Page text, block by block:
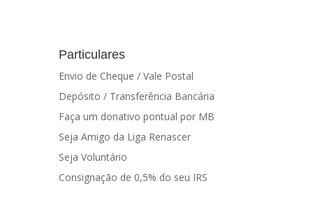
Particulares
Envio de Cheque / Vale Postal
Depósito / Transferência Bancária
Faça um donativo pontual por MB
Seja Amigo da Liga Renascer
Seja Voluntário
Consignação de 0,5% do seu IRS